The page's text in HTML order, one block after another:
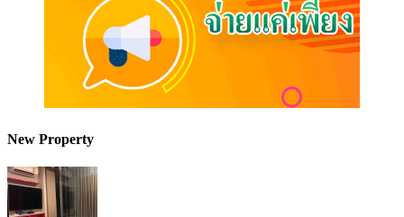
New Property